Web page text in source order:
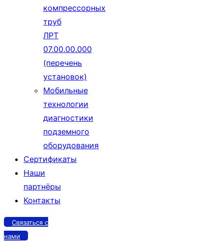
компрессорных
труб
ЛРТ
07.00.00.000
(перечень
установок)
Мобильные
технологии
диагностики
подземного
оборудования
Сертификаты
Наши
партнёры
Контакты
Связаться с
нами